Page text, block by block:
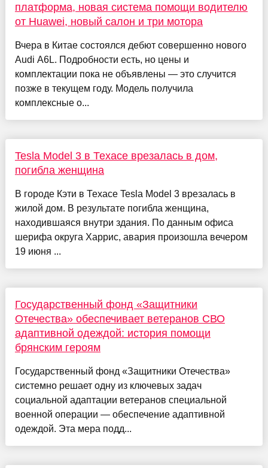
платформа, новая система помощи водителю
от Huawei, новый салон и три мотора
Вчера в Китае состоялся дебют совершенно нового
Audi A6L. Подробности есть, но цены и
комплектации пока не объявлены — это случится
позже в текущем году. Модель получила
комплексные о...
Tesla Model 3 в Техасе врезалась в дом,
погибла женщина
В городе Кэти в Техасе Tesla Model 3 врезалась в
жилой дом. В результате погибла женщина,
находившаяся внутри здания. По данным офиса
шерифа округа Харрис, авария произошла вечером
19 июня ...
Государственный фонд «Защитники
Отечества» обеспечивает ветеранов СВО
адаптивной одеждой: история помощи
брянским героям
Государственный фонд «Защитники Отечества»
системно решает одну из ключевых задач
социальной адаптации ветеранов специальной
военной операции — обеспечение адаптивной
одеждой. Эта мера подд...